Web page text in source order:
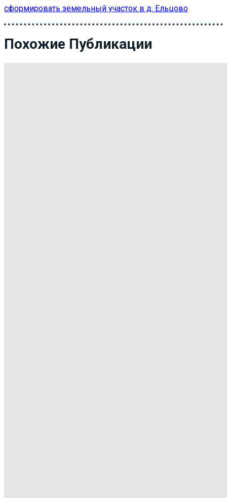
сформировать земельный участок в д. Ельцово
Похожие Публикации